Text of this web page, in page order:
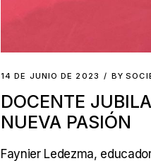
14 DE JUNIO DE 2023 BY
DOCENTE
NUEVA PASIÓN
Faynier Ledezma,